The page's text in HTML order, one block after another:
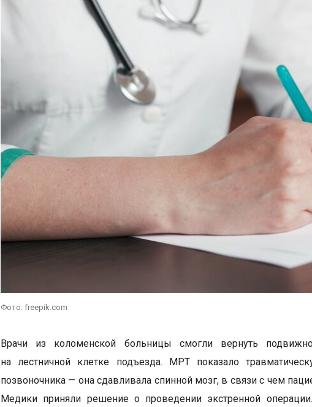
Фото: freepik.com
Врачи из коломенской больницы смогли вернуть
на лестничной клетке подъезда. МРТ показало
позвоночника — она сдавливала спинной мозг, в связи с чем
Медики приняли решение о проведении экстренной